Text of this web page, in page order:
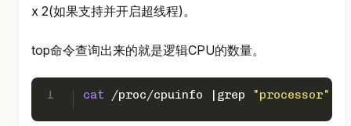
x 2(如果支持并开启超线程)。
top命令查询出来的就是逻辑CPU的数量。
1 cat /proc/cpuinfo |grep "processor"